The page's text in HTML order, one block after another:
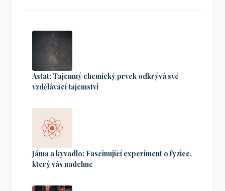
Astat: Tajemný chemický prvek odkrývá své
vzdělávací tajemství
Jáma a kyvadlo: Fascinující experiment o fyzice,
který vás nadchne